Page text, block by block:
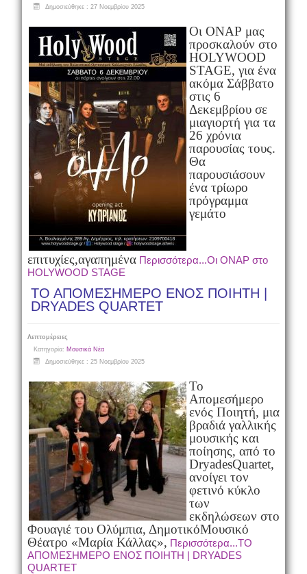
Δημοσιεύθηκε : 27 Νοεμβρίου 2025
Οι ΟΝΑΡ μας
προσκαλούν στο
HOLYWOOD
STAGE, για ένα
ακόμα Σάββατο
στις 6
Δεκεμβρίου σε
μιαγιορτή για τα
26 χρόνια
παρουσίας τους.
Θα
παρουσιάσουν
ένα τρίωρο
πρόγραμμα
γεμάτο
επιτυχίες,αγαπημένα Περισσότερα...Οι ΟΝΑΡ στο
HOLYWOOD STAGE
ΤΟ ΑΠΟΜΕΣΗΜΕΡΟ ΕΝΟΣ ΠΟΙΗΤΗ |
DRYADES QUARTET
Λεπτομέρειες
Κατηγορία: Μουσικά Νέα
Δημοσιεύθηκε : 25 Νοεμβρίου 2025
Το
Απομεσήμερο
ενός Ποιητή, μια
βραδιά γαλλικής
μουσικής και
ποίησης, από το
DryadesQuartet,
ανοίγει τον
φετινό κύκλο
των
εκδηλώσεων στο
Φουαγιέ του Ολύμπια, ΔημοτικόΜουσικό
Θέατρο «Μαρία Κάλλας», Περισσότερα...ΤΟ
ΑΠΟΜΕΣΗΜΕΡΟ ΕΝΟΣ ΠΟΙΗΤΗ | DRYADES
QUARTET